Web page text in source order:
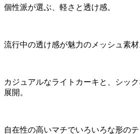
個性派が選ぶ、軽さと透け感。
流行中の透け感が魅力のメッシュ素材
カジュアルなライトカーキと、シッ
展開。
自在性の高いマチでいろいろな形のテ